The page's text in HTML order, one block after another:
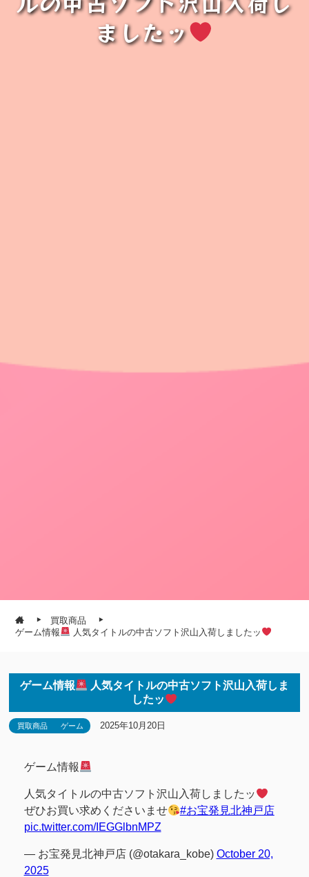
ましたッ
買取商品
ゲーム情報
人気タイトルの中古ソフト沢山入荷しましたッ
ゲーム情報
人気タイトルの中古ソフト沢山入荷しま
したッ
買取商品 ゲーム 2025年10月20日
ゲーム情報
人気タイトルの中古ソフト沢山入荷しましたッ
ぜひお買い求めくださいませ
#お宝発見北神戸店
pic.twitter.com/IEGGlbnMPZ
— お宝発見北神戸店 (@otakara_kobe) October 20,
2025